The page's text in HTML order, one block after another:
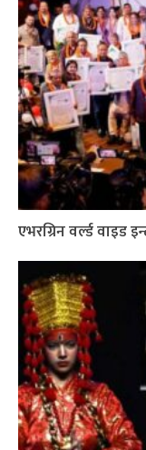
एभरग्रिन वर्ल्ड वाइड